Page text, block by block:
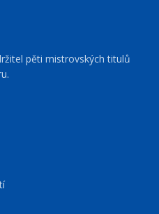
pěti mistrovských titulů